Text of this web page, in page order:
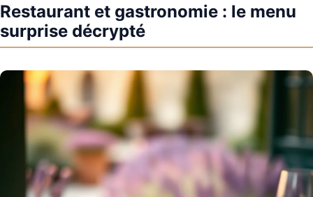
Restaurant et gastronomie : le menu
surprise décrypté